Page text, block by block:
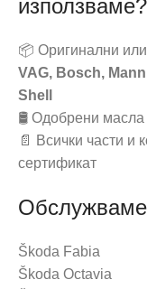
използваме?
📦 Оригинални или
VAG, Bosch,
Shell
🛢️ Одобрени масла
📄 Всички части и
сертификат
Škoda Fabia
Škoda Octavia